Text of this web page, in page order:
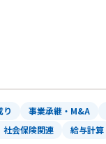
り 事業承継・M&A
社会保険関連
給与計算